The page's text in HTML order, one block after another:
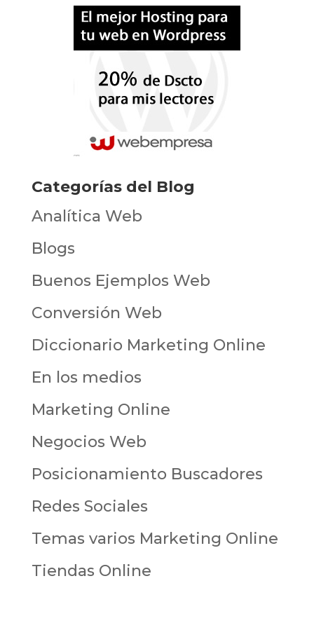
Categorías del Blog
Analítica Web
Blogs
Buenos Ejemplos Web
Conversión Web
Diccionario Marketing Online
En los medios
Marketing Online
Negocios Web
Posicionamiento Buscadores
Redes Sociales
Temas varios Marketing Online
Tiendas Online